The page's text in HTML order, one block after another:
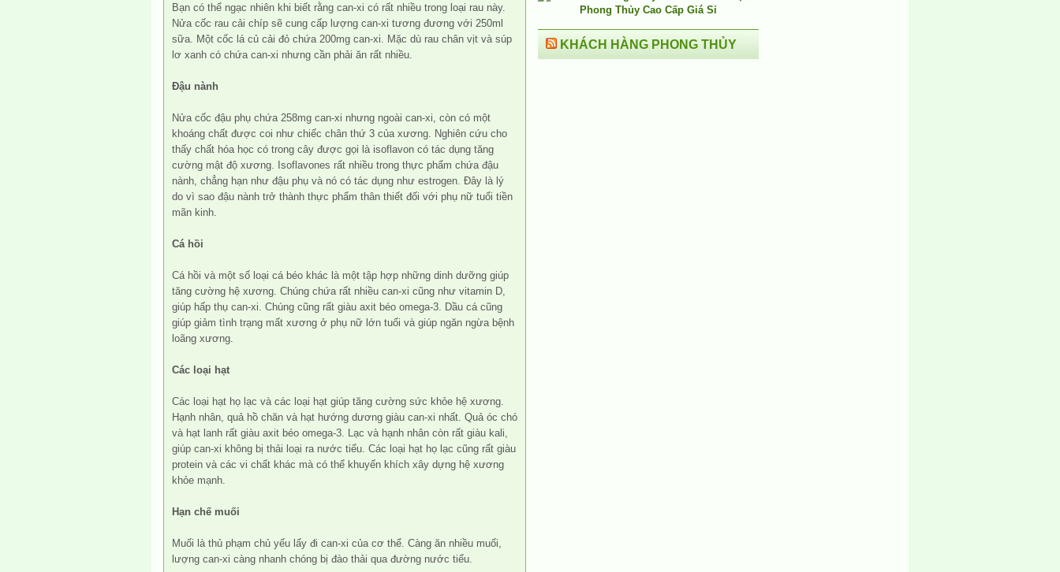
Bạn có thể ngạc nhiên khi biết rằng can-xi có rất nhiều trong loại rau này.
Nửa cốc rau cải chíp sẽ cung cấp lượng can-xi tương đương với 250ml
sữa. Một cốc lá củ cải đỏ chứa 200mg can-xi. Mặc dù rau chân vịt và súp
lơ xanh có chứa can-xi nhưng cần phải ăn rất nhiều.
Đậu nành
Nửa cốc đậu phụ chứa 258mg can-xi nhưng ngoài can-xi, còn có một
khoáng chất được coi như chiếc chân thứ 3 của xương. Nghiên cứu cho
thấy chất hóa học có trong cây được gọi là isoflavon có tác dụng tăng
cường mật độ xương. Isoflavones rất nhiều trong thực phẩm chứa đậu
nành, chẳng hạn như đậu phụ và nó có tác dụng như estrogen. Đây là lý
do vì sao đậu nành trở thành thực phẩm thân thiết đối với phụ nữ tuổi tiền
mãn kinh.
Cá hồi
Cá hồi và một số loại cá béo khác là một tập hợp những dinh dưỡng giúp
tăng cường hệ xương. Chúng chứa rất nhiều can-xi cũng như vitamin D,
giúp hấp thụ can-xi. Chúng cũng rất giàu axit béo omega-3. Dầu cá cũng
giúp giảm tình trạng mất xương ở phụ nữ lớn tuổi và giúp ngăn ngừa bệnh
loãng xương.
Các loại hạt
Các loại hạt họ lạc và các loại hạt giúp tăng cường sức khỏe hệ xương.
Hạnh nhân, quả hồ chăn và hạt hướng dương giàu can-xi nhất. Quả óc chó
và hạt lanh rất giàu axit béo omega-3. Lạc và hạnh nhân còn rất giàu kali,
giúp can-xi không bị thải loại ra nước tiểu. Các loại hạt họ lạc cũng rất giàu
protein và các vi chất khác mà có thể khuyến khích xây dựng hệ xương
khỏe mạnh.
Hạn chế muối
Muối là thủ phạm chủ yếu lấy đi can-xi của cơ thể. Càng ăn nhiều muối,
lượng can-xi càng nhanh chóng bị đào thải qua đường nước tiểu.
KHÁCH HÀNG PHONG THỦY